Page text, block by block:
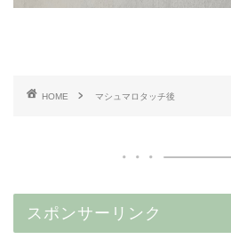
HOME マシュマロタッチ後
スポンサーリンク